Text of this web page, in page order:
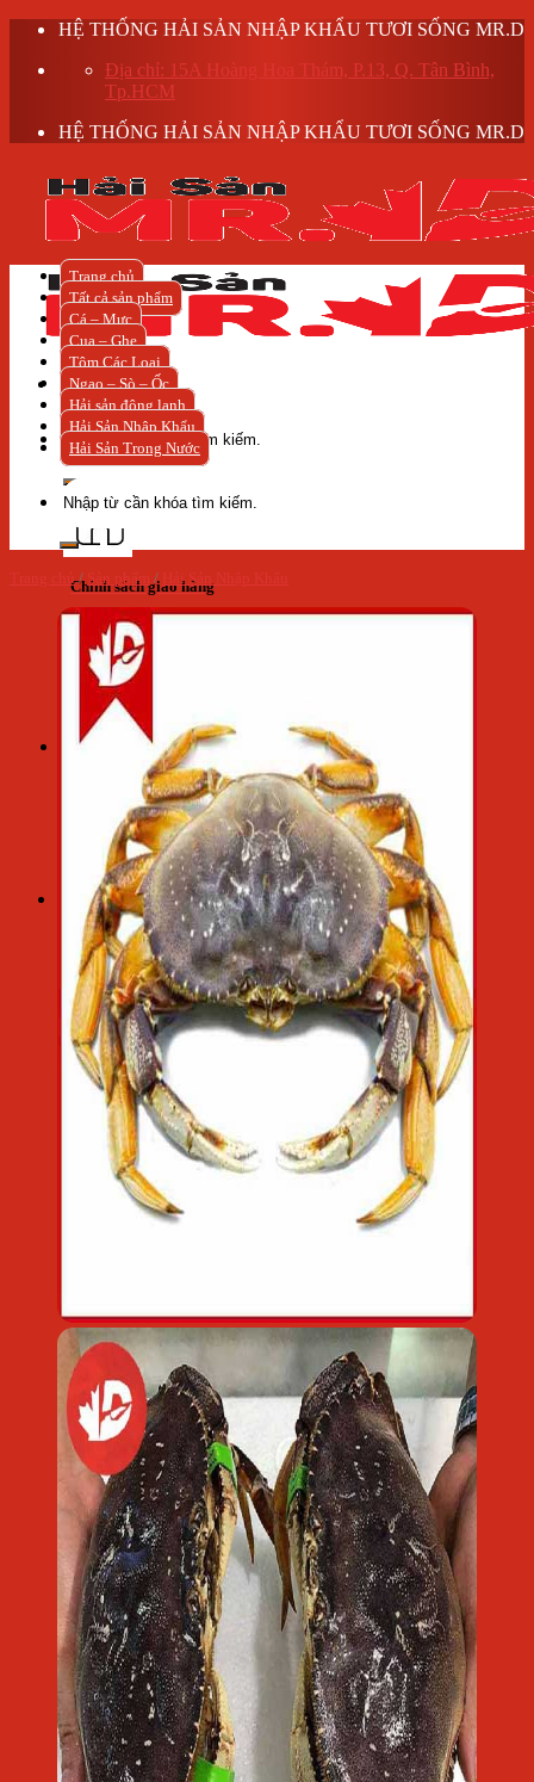
Skip
content
HỆ THỐNG HẢI SẢN NHẬP KHẨU TƯƠI SỐNG MR.D
Địa chỉ: 15A Hoàng Hoa Thám, P.13, Q. Tân Bình,
Tp.HCM
HỆ THỐNG HẢI SẢN NHẬP KHẨU TƯƠI SỐNG MR.D
Tìm
kiếm:
Chính sách giao hàng
Cẩm nang - Tin tức
Giỏ hàng
Giỏ hàng
Chưa có sản phẩm trong giỏ hàng.
Trang chủ
Tất cả sản phẩm
Cá – Mực
Cua – Ghẹ
Tôm Các Loại
Ngao – Sò – Ốc
Hải sản đông lạnh
Hải Sản Nhập Khẩu
Hải Sản Trong Nước
Tìm
kiếm:
Trang chủ / Sản phẩm / Hải Sản Nhập Khẩu